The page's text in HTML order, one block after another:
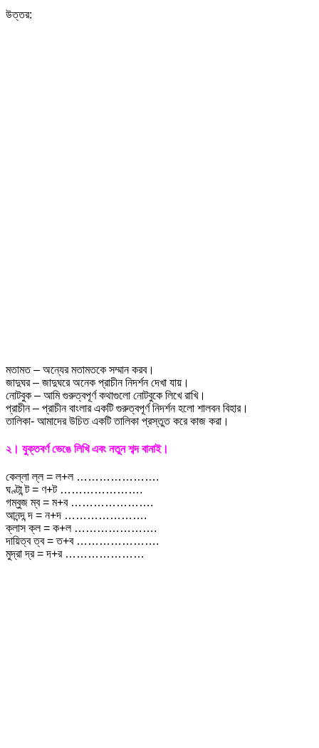
উত্তর:
মতামত – অন্যের মতামতকে সম্মান করব।
জাদুঘর – জাদুঘরে অনেক প্রাচীন নিদর্শন দেখা যায়।
নোটবুক – আমি গুরুত্বপূর্ণ কথাগুলো নোটবুকে লিখে রাখি।
প্রাচীন – প্রাচীন বাংলার একটি গুরুত্বপূর্ণ নিদর্শন হলো শালবন বিহার।
তালিকা- আমাদের উচিত একটি তালিকা প্রস্তুত করে কাজ করা।
২। যুক্তবর্ণ ভেঙে লিখি এবং নতুন শব্দ বানাই।
কেল্লা ল্ল = ল+ল ………………….
ঘণ্টা ন্ট = ণ+ট ………………….
গম্বুজ ম্ব = ম+ব ………………….
আনন্দ ন্দ = ন+দ ………………….
ক্লাস ক্ল = ক+ল ………………….
দায়িত্ব ত্ব = ত+ব ………………….
মুদ্রা দ্র = দ+র …………………